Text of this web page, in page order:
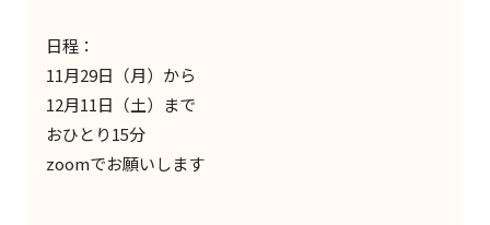
日程：
11月29日（月）から
12月11日（土）まで
おひとり15分
zoomでお願いします